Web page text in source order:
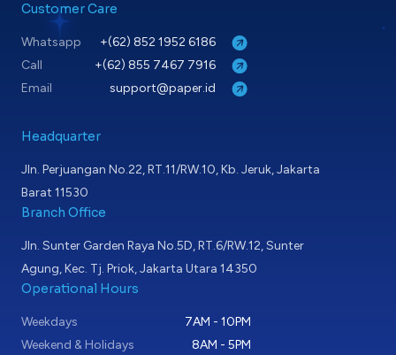
Customer Care
Whatsapp
+(62) 852 1952 6186
Call
+(62) 855 7467 7916
Email
support@paper.id
Headquarter
Jln. Perjuangan No.22, RT.11/RW.10, Kb. Jeruk, Jakarta
Barat 11530
Branch Office
Jln. Sunter Garden Raya No.5D, RT.6/RW.12, Sunter
Agung, Kec. Tj. Priok, Jakarta Utara 14350
Operational Hours
Weekdays
7AM - 10PM
Weekend & Holidays
8AM - 5PM